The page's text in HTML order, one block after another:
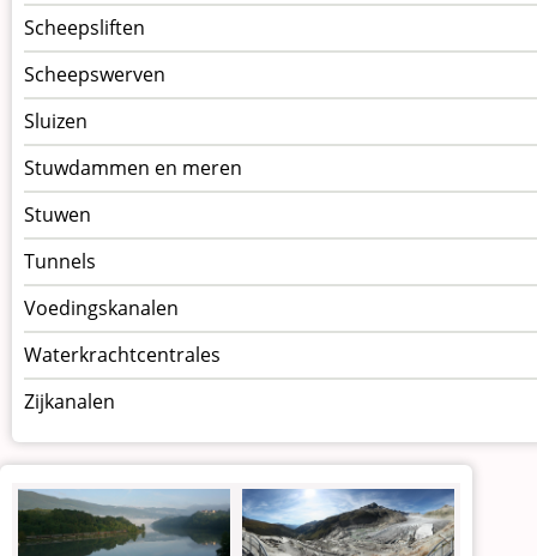
Scheepsliften
Scheepswerven
Sluizen
Stuwdammen en meren
Stuwen
Tunnels
Voedingskanalen
Waterkrachtcentrales
Zijkanalen